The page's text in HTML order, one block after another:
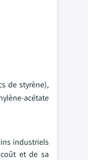
de styrène),
acétate
industriels
et de sa